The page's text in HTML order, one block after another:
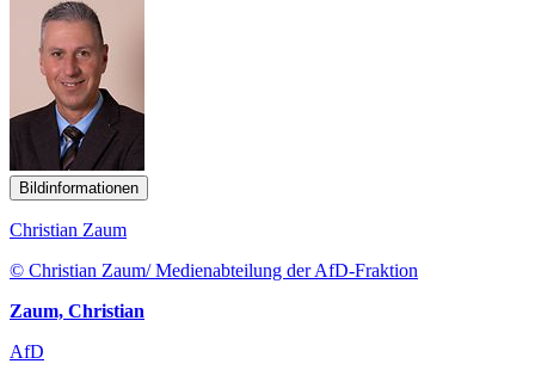
Bildinformationen
Christian Zaum
© Christian Zaum/ Medienabteilung der AfD-Fraktion
Zaum, Christian
AfD